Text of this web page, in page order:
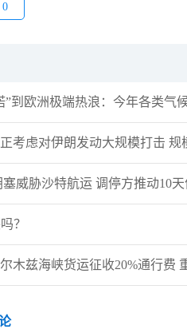
0
”到欧洲极端热浪：今年各类气
考虑对伊朗发动大规模打击 规
威胁沙特航运 调停方推动10
？
木兹海峡货运征收20%通行费